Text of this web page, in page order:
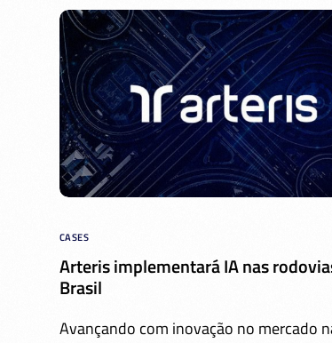
CASES
Arteris implementará IA nas
Brasil
Avançando com inovação no mercado